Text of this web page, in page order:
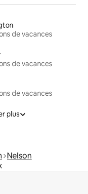
de vacances
de vacances
de vacances
plus
Nelson